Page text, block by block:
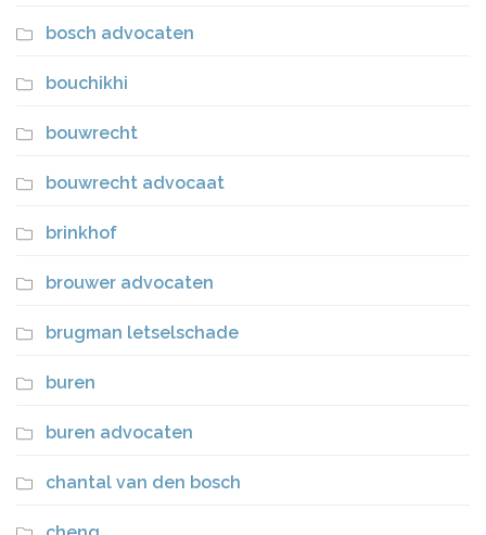
bosch advocaten
bouchikhi
bouwrecht
bouwrecht advocaat
brinkhof
brouwer advocaten
brugman letselschade
buren
buren advocaten
chantal van den bosch